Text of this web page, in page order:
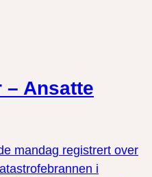
– Ansatte
mandag registrert over
i